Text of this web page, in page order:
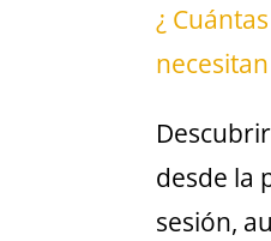
¿
necesitan
desde la
sesión,